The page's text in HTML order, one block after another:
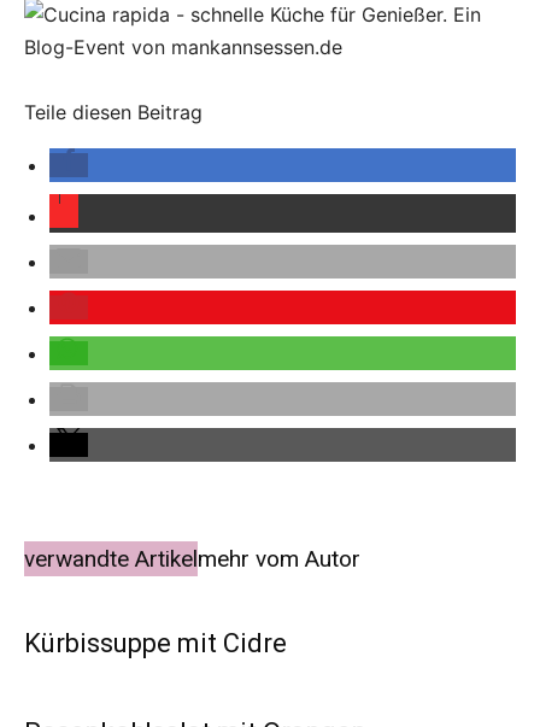
Teile diesen Beitrag
verwandte Artikelmehr vom Autor
Kürbissuppe mit Cidre